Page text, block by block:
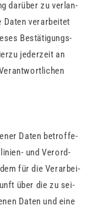
dar­über zu ver­lan­
Daten ver­ar­bei­tet
Be­stä­ti­gungs­
je­der­zeit an
Daten be­trof­fe­
und Ver­ord­
für die Ver­ar­bei­
über die zu sei­
Daten und eine